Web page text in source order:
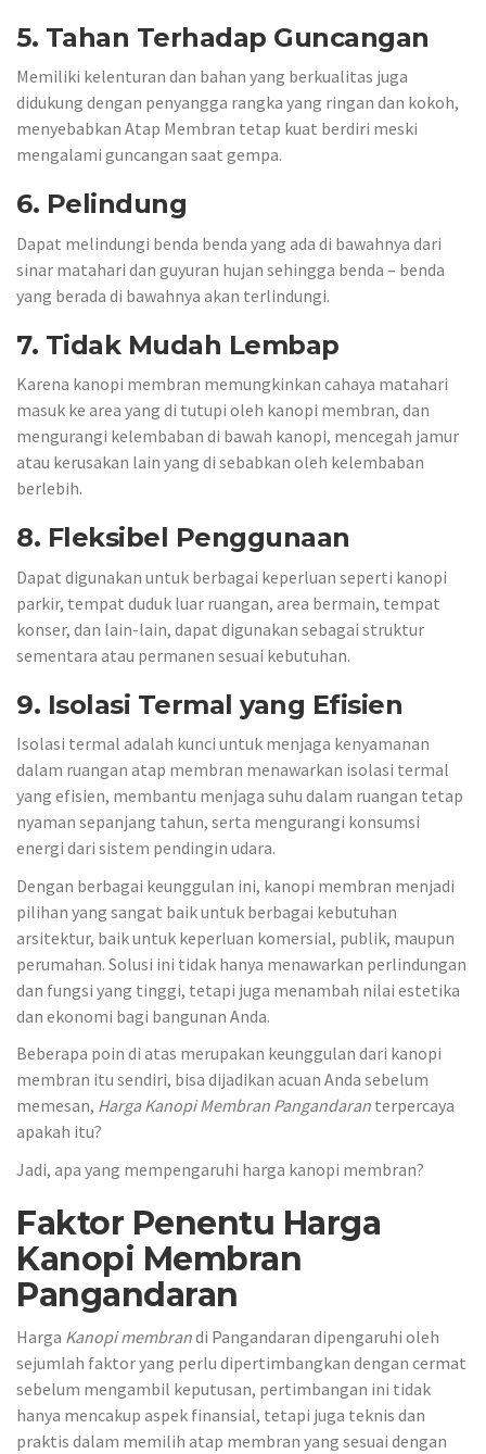
5. Tahan Terhadap Guncangan
Memiliki kelenturan dan bahan yang berkualitas juga
didukung dengan penyangga rangka yang ringan dan kokoh,
menyebabkan Atap Membran tetap kuat berdiri meski
mengalami guncangan saat gempa.
6. Pelindung
Dapat melindungi benda benda yang ada di bawahnya dari
sinar matahari dan guyuran hujan sehingga benda – benda
yang berada di bawahnya akan terlindungi.
7. Tidak Mudah Lembap
Karena kanopi membran memungkinkan cahaya matahari
masuk ke area yang di tutupi oleh kanopi membran, dan
mengurangi kelembaban di bawah kanopi, mencegah jamur
atau kerusakan lain yang di sebabkan oleh kelembaban
berlebih.
8. Fleksibel Penggunaan
Dapat digunakan untuk berbagai keperluan seperti kanopi
parkir, tempat duduk luar ruangan, area bermain, tempat
konser, dan lain-lain, dapat digunakan sebagai struktur
sementara atau permanen sesuai kebutuhan.
9. Isolasi Termal yang Efisien
Isolasi termal adalah kunci untuk menjaga kenyamanan
dalam ruangan atap membran menawarkan isolasi termal
yang efisien, membantu menjaga suhu dalam ruangan tetap
nyaman sepanjang tahun, serta mengurangi konsumsi
energi dari sistem pendingin udara.
Dengan berbagai keunggulan ini, kanopi membran menjadi
pilihan yang sangat baik untuk berbagai kebutuhan
arsitektur, baik untuk keperluan komersial, publik, maupun
perumahan. Solusi ini tidak hanya menawarkan perlindungan
dan fungsi yang tinggi, tetapi juga menambah nilai estetika
dan ekonomi bagi bangunan Anda.
Beberapa poin di atas merupakan keunggulan dari kanopi
membran itu sendiri, bisa dijadikan acuan Anda sebelum
memesan, Harga Kanopi Membran Pangandaran terpercaya
apakah itu?
Jadi, apa yang mempengaruhi harga kanopi membran?
Faktor Penentu Harga
Kanopi Membran
Pangandaran
Harga Kanopi membrandi Pangandaran dipengaruhi oleh
sejumlah faktor yang perlu dipertimbangkan dengan cermat
sebelum mengambil keputusan, pertimbangan ini tidak
hanya mencakup aspek finansial, tetapi juga teknis dan
praktis dalam memilih atap membran yang sesuai dengan